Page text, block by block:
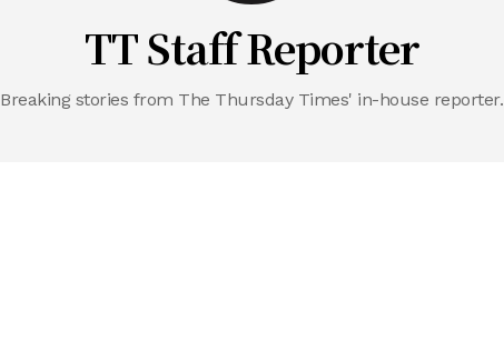
TT Staff Reporter
Breaking stories from The Thursday Times' in-house reporter.